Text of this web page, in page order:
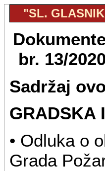
"SL.
br. 13/
Sadržaj
GRADSKA
• Odluka o
Grada